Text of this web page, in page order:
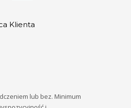
Klienta
lub bez. Minimum